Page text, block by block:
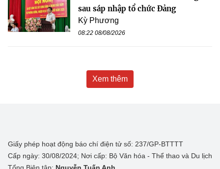
sau sáp nhập tổ chức Đảng
Kỳ Phương
08:22 08/08/2026
Xem thêm
Giấy phép hoạt động báo chí điện tử số: 237/GP-BTTTT
Cấp ngày: 30/08/2024; Nơi cấp: Bộ Văn hóa - Thể thao và Du lịch